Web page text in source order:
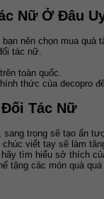
Nữ Ở Đâu
nên chọn mua quà
tác nữ.
toàn quốc.
thức của decopro
Tác Nữ
sang trọng sẽ tạo ấn
viết tay sẽ làm
tìm hiểu sở thích
tặng các món quà